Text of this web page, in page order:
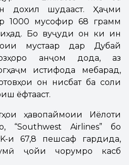
дохил шудааст. Ҳаҷми
1000 мусофир 68 грамм
Бо вуҷуди он ки ин
мустақар дар Дубай
анҷом дода, аз
истифода мебарад,
он нисбат ба соли
ёфтааст.
ҳавопаймоии Иёлоти
“Southwest Airlines” бо
и 67,8 пешсаф гардида,
ҷойи чорумро касб